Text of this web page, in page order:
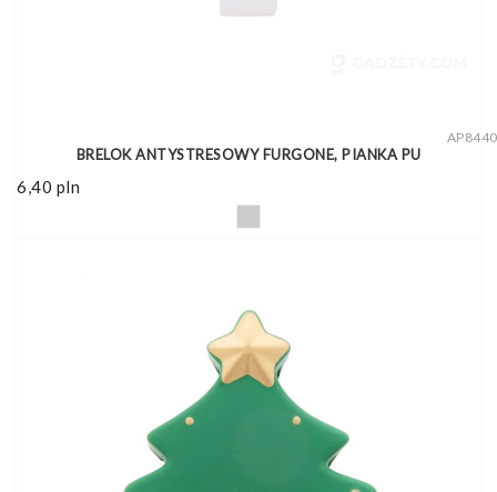
BRELOK ANTYSTRESOWY FURGONE, PIANKA PU
6,40 pln